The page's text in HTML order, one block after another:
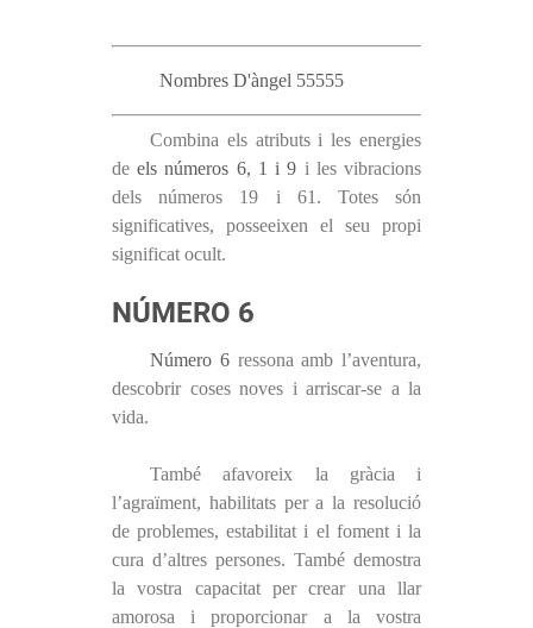
Nombres D'àngel 55555
Combina els atributs i les energies
deels números 6, 1 i 9 i les vibracions
dels números 19 i 61. Totes són
significatives, posseeixen el seu propi
significat ocult.
NÚMERO 6
Número 6ressona amb l’aventura,
descobrir coses noves i arriscar-se a la
vida.
També afavoreix la gràcia i
l’agraïment, habilitats per a la resolució
de problemes, estabilitat i el foment i la
cura d’altres persones. També demostra
la vostra capacitat per crear una llar
amorosa i proporcionar a la vostra